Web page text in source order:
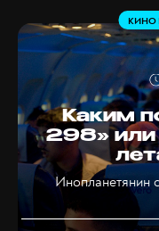
Каким
298» или
Инопланетянин
КИНО